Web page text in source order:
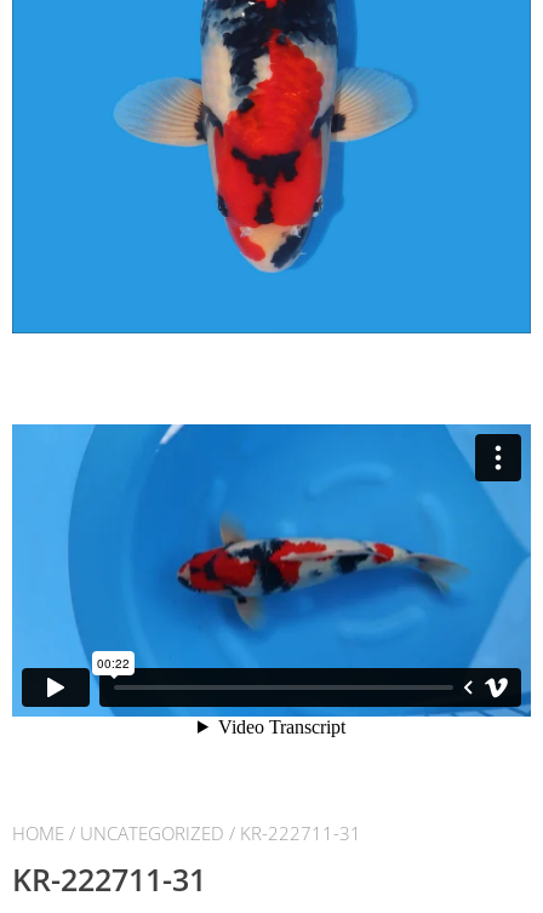
HOME / UNCATEGORIZED / KR-222711-31
KR-222711-31